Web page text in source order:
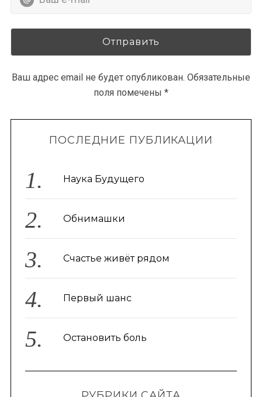
Ваш адрес email не будет опубликован. Обязательные
поля помечены *
ПОСЛЕДНИЕ ПУБЛИКАЦИИ
Наука Будущего
Обнимашки
Счастье живёт рядом
Первый шанс
Остановить боль